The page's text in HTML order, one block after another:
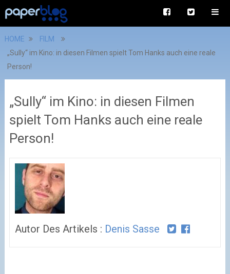
HOME
FILM
„Sully“ im Kino: in diesen Filmen spielt Tom Hanks auch eine reale
Person!
„Sully“ im Kino: in diesen Filmen
spielt Tom Hanks auch eine reale
Person!
Autor Des Artikels : Denis Sasse